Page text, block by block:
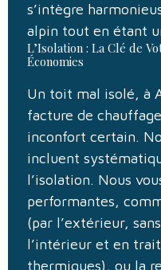
s’intègre
alpin tout en étant
L’Isolation : La Clé de
Économies
Un toit mal isolé, à
facture de
inconfort certain.
incluent
l’isolation. Nous
performantes,
(par l’extérieur,
l’intérieur et en
thermiques), ou la